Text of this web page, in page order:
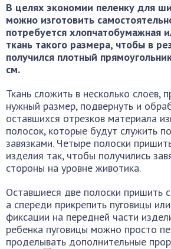
В целях экономии пеленку для
можно изготовить
потребуется хлопчатобумажная
ткань такого размера, чтобы в
получился плотный
см.
Ткань сложить в несколько слоев,
нужный размер, подвернуть и
оставшихся отрезков материала
полосок, которые будут служить
завязками. Четыре полоски
изделия так, чтобы получились
стороны на уровне животика.
Оставшиеся две полоски пришить
а спереди прикрепить пуговицы
фиксации на передней части
ребенка пуговицы можно просто
проделывать дополнительные